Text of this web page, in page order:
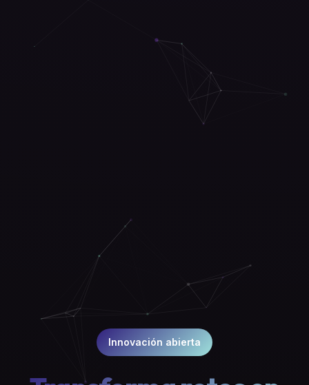
Innovación abierta